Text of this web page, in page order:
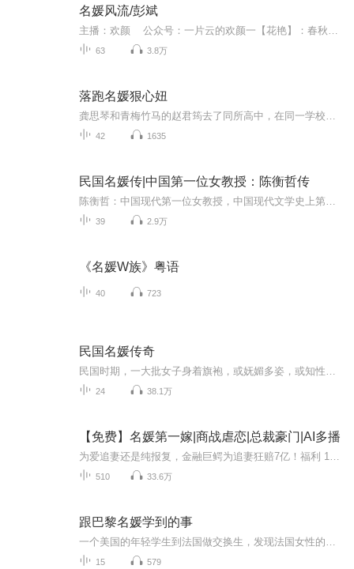
名媛风流/彭斌
63 3.8万
落跑名媛狠心妞
42 1635
民国名媛传|中国第一位女教授：陈衡哲传
39 2.9万
《名媛W族》粤语
40 723
民国名媛传奇
24 38.1万
【免费】名媛第一嫁|商战虐恋|总裁豪门|AI多播
510 33.6万
跟巴黎名媛学到的事
15 579